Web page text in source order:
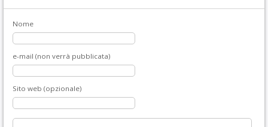
Nome
e-mail (non verrà pubblicata)
Sito web (opzionale)